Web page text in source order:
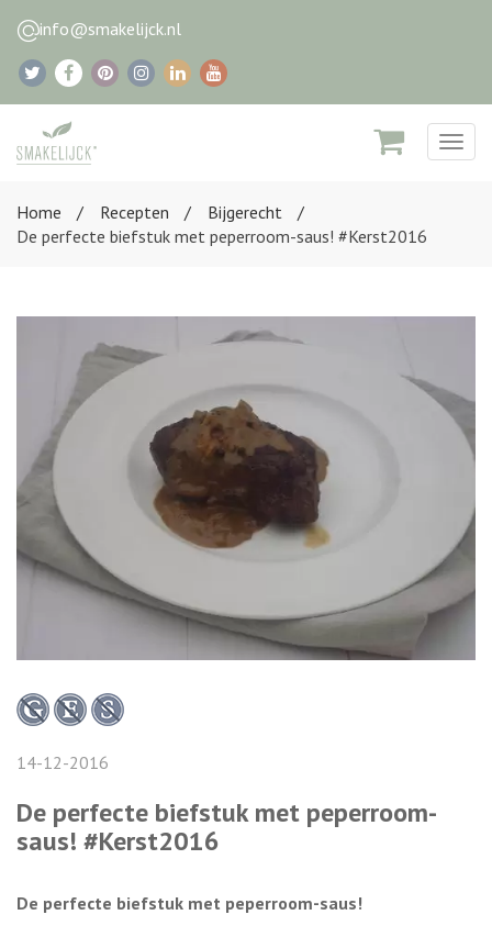
info@smakelijck.nl
Home
Recepten
Bijgerecht
De perfecte biefstuk met peperroom-saus! #Kerst2016
14-12-2016
De perfecte biefstuk met peperroom-
saus! #Kerst2016
De perfecte biefstuk met peperroom-saus!